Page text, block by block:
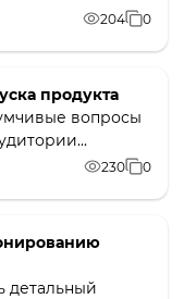
204 0
продукта
вопросы
230 0
детальный